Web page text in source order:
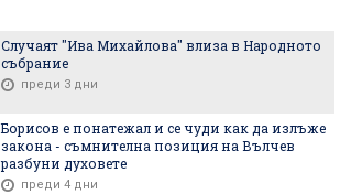
Случаят "Ива Михайлова" влиза в Народното
събрание
преди 3 дни
Борисов е понатежал и се чуди как да излъже
закона - съмнителна позиция на Вълчев
разбуни духовете
преди 4 дни